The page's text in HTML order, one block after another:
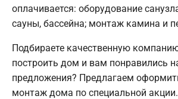
оплачивается: оборудование
сауны, бассейна; монтаж камина и
Подбираете качественную
построить дом и вам понравились
предложения? Предлагаем
монтаж дома по специальной акции.